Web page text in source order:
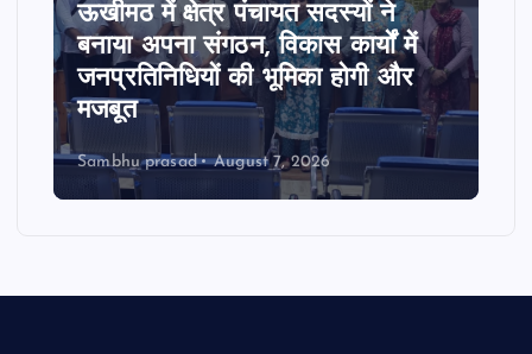
ऊखीमठ में क्षेत्र पंचायत सदस्यों ने
बनाया अपना संगठन, विकास कार्यों में
जनप्रतिनिधियों की भूमिका होगी और
मजबूत
Sambhu prasad August 7, 2026